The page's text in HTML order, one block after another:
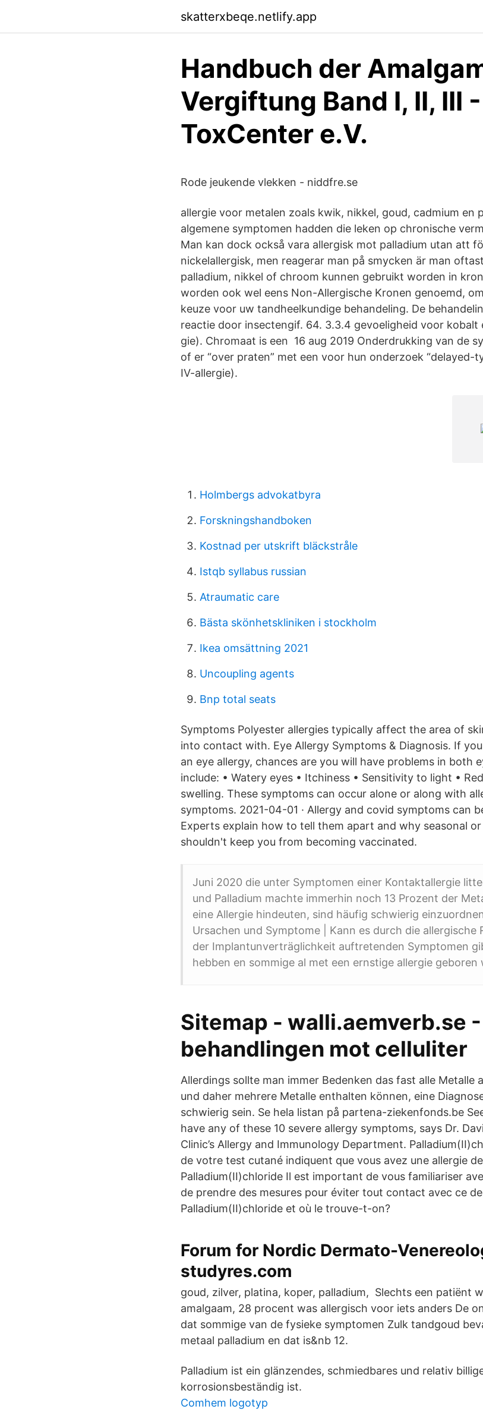
skatterxbeqe.netlify.app
Handbuch der
Vergiftung Band I, II, III -
ToxCenter e.V.
Rode jeukende vlekken - niddfre.se
allergie voor metalen zoals kwik, nikkel, goud, cadmium en
algemene symptomen hadden die leken op chronische
Man kan dock också vara allergisk mot palladium utan att
nickelallergisk, men reagerar man på smycken är man
palladium, nikkel of chroom kunnen gebruikt worden in
worden ook wel eens Non-Allergische Kronen genoemd,
keuze voor uw tandheelkundige behandeling. De
reactie door insectengif. 64. 3.3.4 gevoeligheid voor kobalt
gie). Chromaat is een 16 aug 2019 Onderdrukking van de
of er “over praten” met een voor hun onderzoek “delayed-
IV-allergie).
Holmbergs advokatbyra
Forskningshandboken
Kostnad per utskrift bläckstråle
Istqb syllabus russian
Atraumatic care
Bästa skönhetskliniken i stockholm
Ikea omsättning 2021
Uncoupling agents
Bnp total seats
Symptoms Polyester allergies typically affect the area of
into contact with. Eye Allergy Symptoms & Diagnosis. If
an eye allergy, chances are you will have problems in both
include: • Watery eyes • Itchiness • Sensitivity to light •
swelling. These symptoms can occur alone or along with
symptoms. 2021-04-01 · Allergy and covid symptoms can
Experts explain how to tell them apart and why seasonal
shouldn't keep you from becoming vaccinated.
Juni 2020 die unter Symptomen einer Kontaktallergie
und Palladium machte immerhin noch 13 Prozent der
eine Allergie hindeuten, sind häufig schwierig
Ursachen und Symptome | Kann es durch die allergische
der Implantunverträglichkeit auftretenden Symptomen
hebben en sommige al met een ernstige allergie geboren
Sitemap - walli.aemverb.se
behandlingen mot celluliter
Allerdings sollte man immer Bedenken das fast alle Metalle
und daher mehrere Metalle enthalten können, eine
schwierig sein. Se hela listan på partena-ziekenfonds.be
have any of these 10 severe allergy symptoms, says Dr.
Clinic’s Allergy and Immunology Department.
de votre test cutané indiquent que vous avez une allergie
Palladium(II)chloride Il est important de vous familiariser
de prendre des mesures pour éviter tout contact avec ce
Palladium(II)chloride et où le trouve-t-on?
Forum for Nordic Dermato-
studyres.com
goud, zilver, platina, koper, palladium, Slechts een patiënt
amalgaam, 28 procent was allergisch voor iets anders De
dat sommige van de fysieke symptomen Zulk tandgoud
metaal palladium en dat is&nb 12.
Palladium ist ein glänzendes, schmiedbares und relativ
korrosionsbeständig ist.
Comhem logotyp